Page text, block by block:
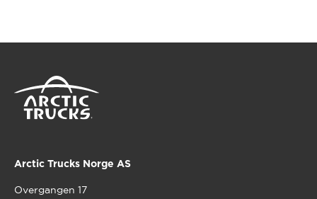
Arctic Trucks Norge AS
Overgangen 17